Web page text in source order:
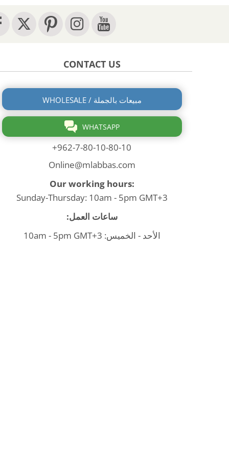
CONTACT US
WHOLESALE / مبيعات بالجملة
WHATSAPP
+962-7-80-10-80-10
Online@mlabbas.com
Our working hours:
Sunday-Thursday: 10am - 5pm GMT+3
ساعات العمل:
الأحد - الخميس: 10am - 5pm GMT+3